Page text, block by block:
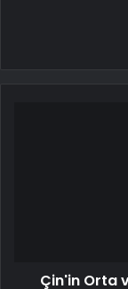
Çin'in Orta